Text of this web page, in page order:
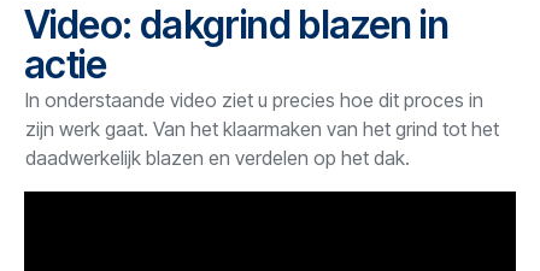
Video: dakgrind blazen in
actie
In onderstaande video ziet u precies hoe dit proces in
zijn werk gaat. Van het klaarmaken van het grind tot het
daadwerkelijk blazen en verdelen op het dak.